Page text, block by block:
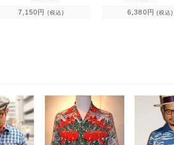
7,150円 (税込) 6,380円 (税込)